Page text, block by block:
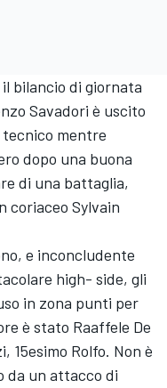
il bilancio di giornata
Savadori è uscito
mentre
dopo una buona
di una battaglia,
coriaceo Sylvain
e inconcludente
high- side, gli
in zona punti per
è stato Raaffele De
15esimo Rolfo. Non è
da un attacco di